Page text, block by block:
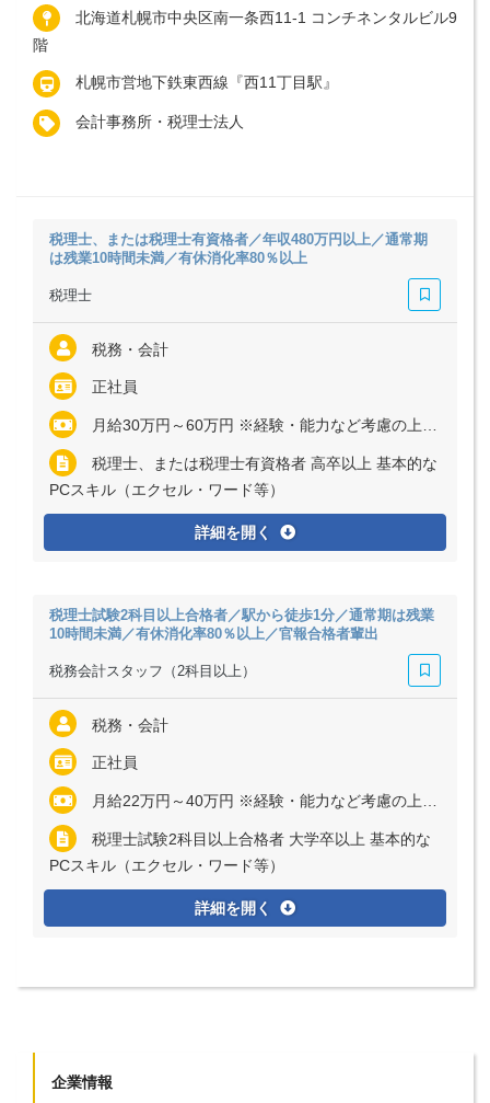
北海道札幌市中央区南一条西11-1 コンチネンタルビル9
階
札幌市営地下鉄東西線『西11丁目駅』
会計事務所・税理士法人
税理士、または税理士有資格者／年収480万円以上／通常期
は残業10時間未満／有休消化率80％以上
税理士
税務・会計
正社員
月給30万円～60万円 ※経験・能力など考慮の上、決定いたします ※上記に固定残業代（月33時間分＝6万9000円～13万7000円）を含む ※超過分は別途全額支給
税理士、または税理士有資格者 高卒以上 基本的な
PCスキル（エクセル・ワード等）
詳細を開く
税理士試験2科目以上合格者／駅から徒歩1分／通常期は残業
10時間未満／有休消化率80％以上／官報合格者輩出
税務会計スタッフ（2科目以上）
税務・会計
正社員
月給22万円～40万円 ※経験・能力など考慮の上、決定いたします ※残業代は全額支給
税理士試験2科目以上合格者 大学卒以上 基本的な
PCスキル（エクセル・ワード等）
詳細を開く
企業情報